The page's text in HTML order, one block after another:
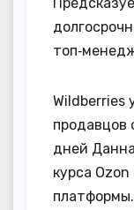
Wildberries
продавцов
дней
курса